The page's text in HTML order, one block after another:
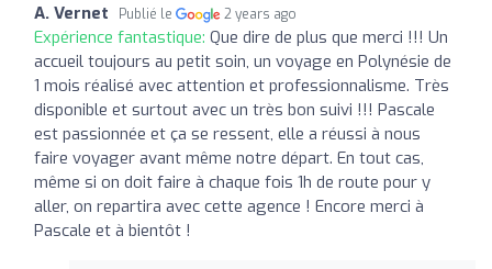
A. Vernet Publié le 2 years ago
Expérience fantastique: Que dire de plus que merci !!! Un
accueil toujours au petit soin, un voyage en Polynésie de
1 mois réalisé avec attention et professionnalisme. Très
disponible et surtout avec un très bon suivi !!! Pascale
est passionnée et ça se ressent, elle a réussi à nous
faire voyager avant même notre départ. En tout cas,
même si on doit faire à chaque fois 1h de route pour y
aller, on repartira avec cette agence ! Encore merci à
Pascale et à bientôt !